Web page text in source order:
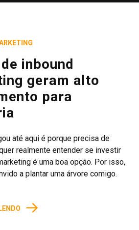
inbound
geram alto
para
até aqui é porque precisa de
realmente entender se investir
é uma boa opção. Por isso,
a plantar uma árvore comigo.
→